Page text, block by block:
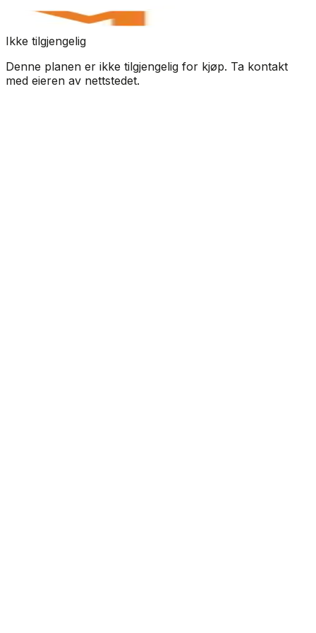
Ikke tilgjengelig
Denne planen er ikke tilgjengelig for kjøp. Ta kontakt
med eieren av nettstedet.